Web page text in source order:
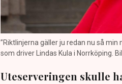
”Riktlinjerna gäller ju redan nu så
som driver Lindas Kula i Norrköping.
Uteserveringen skulle